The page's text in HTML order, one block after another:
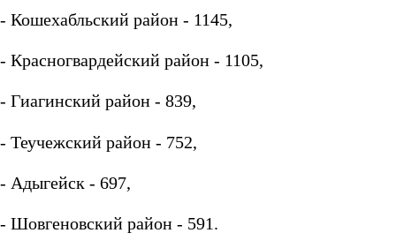
- Кошехабльский район - 1145,
- Красногвардейский район - 1105,
- Гиагинский район - 839,
- Теучежский район - 752,
- Адыгейск - 697,
- Шовгеновский район - 591.